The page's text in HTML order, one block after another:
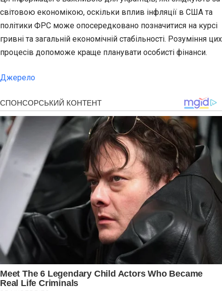
світовою економікою, оскільки вплив інфляції в США та
політики ФРС може опосередковано позначитися на курсі
гривні та загальній економічній стабільності. Розуміння цих
процесів допоможе краще планувати особисті фінанси.
Джерело